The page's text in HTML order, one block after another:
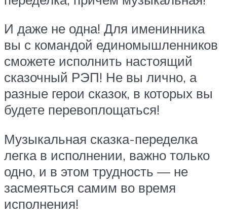
И даже не одна! Для именинника
вы с командой единомышленников
сможете исполнить настоящий
сказочный РЭП! Не вы лично, а
разные герои сказок, в которых вы
будете перевоплощаться!
Музыкальная сказка-переделка
легка в исполнении, важно только
одно, и в этом трудность — не
засмеяться самим во время
исполнения!